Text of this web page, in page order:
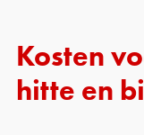
Kosten
hitte en